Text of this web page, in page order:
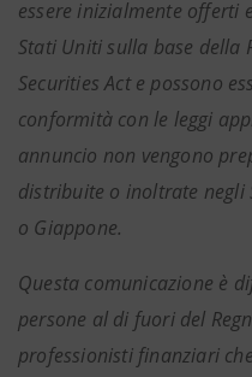
essere inizialmente offerti
Stati Uniti sulla base della
Securities Act e possono
conformità con le leggi
annuncio non vengono
distribuite o inoltrate negli
o Giappone.
Questa comunicazione è
persone al di fuori del
professionisti finanziari